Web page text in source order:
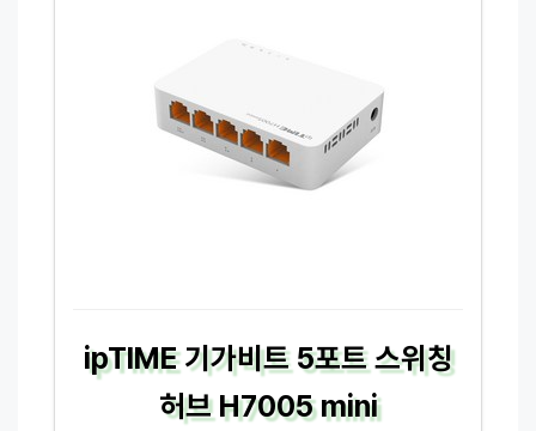
ipTIME 기가비트 5포트 스위칭
허브 H7005 mini